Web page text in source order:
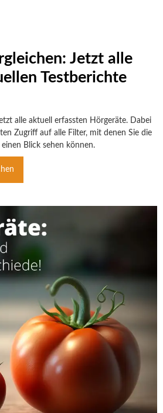
Jetzt alle
Testberichte
alle aktuell erfassten Hörgeräte. Dabei
Zugriff auf alle Filter, mit denen Sie die
Blick sehen können.